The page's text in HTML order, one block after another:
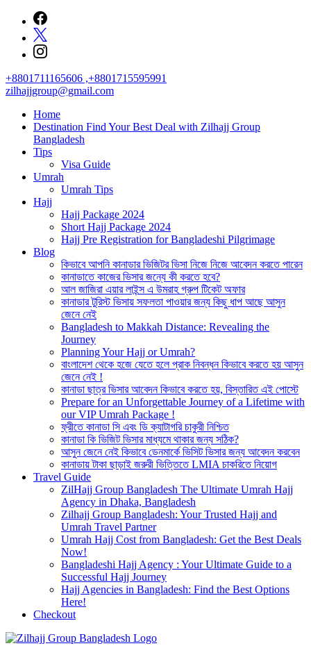
content
+8801711165606 ,+8801715595991
zilhajjgroup@gmail.com
Home
Destination Find Your Best Deal with Zilhajj Group
Bangladesh
Tips
Visa Guide
Umrah
Umrah Tips
Hajj
Hajj Package 2024
Short Hajj Package 2024
Hajj Pre Registration for Bangladeshi Pilgrimage
Blog
কিভাবে আপনি কানাডার ভিজিটর ভিসা নিজে নিজে আবেদন করতে পারেন
কানাডাতে কাজের ভিসার জন্যে কী করতে হবে?
আল জাজিরা এয়ার লাইন্স এ উমরাহ গ্রুপ টিকেট অফার
কানাডার টুরিস্ট ভিসায় সফলতা পাওয়ার জন্য কিছু ধাপ আছে আসুন
জেনে নেই
Bangladesh to Makkah Distance: Revealing the
Journey
Planning Your Hajj or Umrah?
বাংলাদেশ থেকে হজে যেতে হলে প্রাক নিবন্ধন কিভাবে করতে হয় আসুন
জেনে নেই !
কানাডা ছাত্র ভিসার আবেদন কিভাবে করতে হয়, বিস্তারিত এই পোস্টে
Prepare for an Unforgettable Journey of a Lifetime with
our VIP Umrah Package !
ফ্রীতে কানাডা সি এবং ডি ক্যাটাগরি চাকুরী নিশ্চিত
কানাডা কি ভিজিট ভিসার মাধ্যমে থাকার জন্য সঠিক?
আসুন জেনে নেই কিভাবে ডেনমার্কে ভিসিট ভিসার জন্য আবেদন করবেন
কানাডায় টাকা ছাড়াই জরুরী ভিত্তিতে LMIA চাকরিতে নিয়োগ
Travel Guide
ZilHajj Group Bangladesh The Ultimate Umrah Hajj
Agency in Dhaka, Bangladesh
Zilhajj Group Bangladesh: Your Trusted Hajj and
Umrah Travel Partner
Umrah Hajj Cost from Bangladesh: Get the Best Deals
Now!
Bangladeshi Hajj Agency : Your Ultimate Guide to a
Successful Hajj Journey
Hajj Agencies in Bangladesh: Find the Best Options
Here!
Checkout